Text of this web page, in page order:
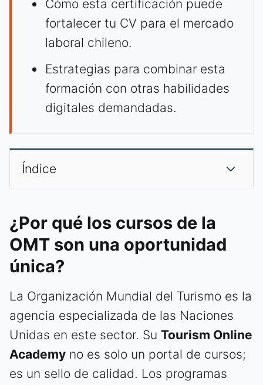
Cómo esta certificación puede
fortalecer tu CV para el mercado
laboral chileno.
Estrategias para combinar esta
formación con otras habilidades
digitales demandadas.
Índice
¿Por qué los cursos de la
OMT son una oportunidad
única?
La Organización Mundial del Turismo es la
agencia especializada de las Naciones
Unidas en este sector. Su Tourism Online
Academy no es solo un portal de cursos;
es un sello de calidad. Los programas